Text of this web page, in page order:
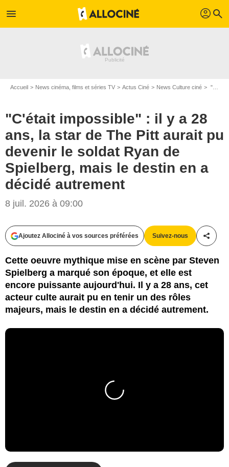
menu profil search
Accueil News cinéma, films et séries TV Actus Ciné News Culture ciné "C'était impossible" : il y a 28 ans, la star de The Pitt aurait pu devenir le soldat Ryan de Spielberg, mais le destin en a décidé autrement
"C'était impossible" : il y a 28
ans, la star de The Pitt aurait pu
devenir le soldat Ryan de
Spielberg, mais le destin en a
décidé autrement
8 juil. 2026 à 09:00
Ajoutez Allociné à vos sources préférées Suivez-nous
Cette oeuvre mythique mise en scène par Steven
Spielberg a marqué son époque, et elle est
encore puissante aujourd'hui. Il y a 28 ans, cet
acteur culte aurait pu en tenir un des rôles
majeurs, mais le destin en a décidé autrement.